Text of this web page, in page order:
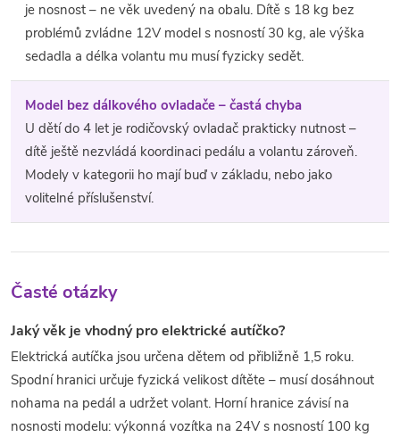
je nosnost – ne věk uvedený na obalu. Dítě s 18 kg bez
problémů zvládne 12V model s nosností 30 kg, ale výška
sedadla a délka volantu mu musí fyzicky sedět.
Model bez dálkového ovladače – častá chyba
U dětí do 4 let je rodičovský ovladač prakticky nutnost –
dítě ještě nezvládá koordinaci pedálu a volantu zároveň.
Modely v kategorii ho mají buď v základu, nebo jako
volitelné příslušenství.
Časté otázky
Jaký věk je vhodný pro elektrické autíčko?
Elektrická autíčka jsou určena dětem od přibližně 1,5 roku.
Spodní hranici určuje fyzická velikost dítěte – musí dosáhnout
nohama na pedál a udržet volant. Horní hranice závisí na
nosnosti modelu: výkonná vozítka na 24V s nosností 100 kg